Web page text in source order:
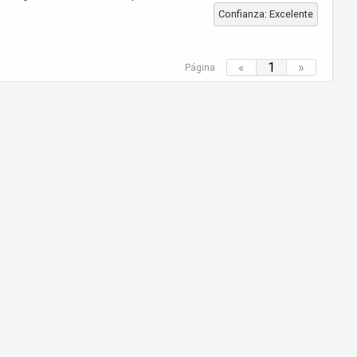
Confianza: Excelente
Página « 1 »